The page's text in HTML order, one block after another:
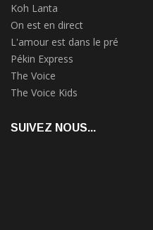
Koh Lanta
On est en direct
L'amour est dans le pré
Pékin Express
The Voice
The Voice Kids
SUIVEZ NOUS...